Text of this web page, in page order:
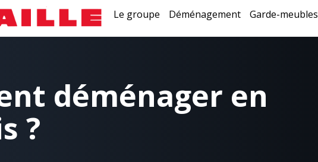
Le groupe Déménagement Garde-meubles
déménager en
?